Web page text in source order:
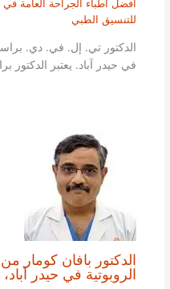
أفضل أطباء الجراحة العامة في
للتنسيق الطبي
الدكتور تي. إل. في. دي.
في حيدر آباد. يعتبر الدكتور
الدكتور بافان كومار
الروبوتية في حيدر آباد،